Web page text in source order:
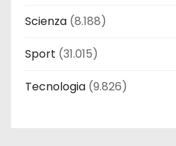
Scienza (8.188)
Sport (31.015)
Tecnologia (9.826)